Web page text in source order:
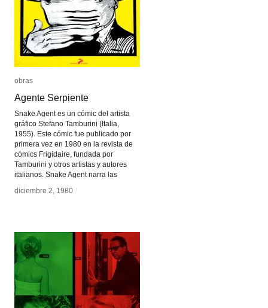
obras
Agente Serpiente
Snake Agent es un cómic del artista
gráfico Stefano Tamburini (Italia,
1955). Este cómic fue publicado por
primera vez en 1980 en la revista de
cómics Frigidaire, fundada por
Tamburini y otros artistas y autores
italianos. Snake Agent narra las
diciembre 2, 1980 /
obras
Agente Serpiente
diciembre 2, 1980 /